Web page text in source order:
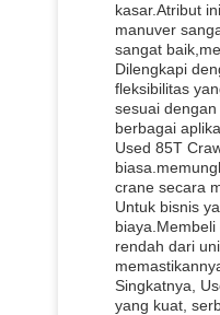
kasar.Atribut
manuver
sangat
Dilengkapi
fleksibilitas
sesuai
berbagai
Used 85T
crane secara
Untuk bisnis
rendah dari
Singkatnya,
yang kuat,